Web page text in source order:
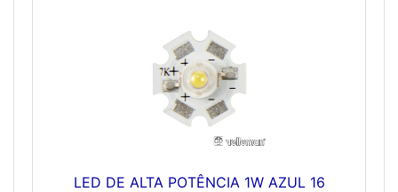
LED DE ALTA POTÊNCIA 1W AZUL 16